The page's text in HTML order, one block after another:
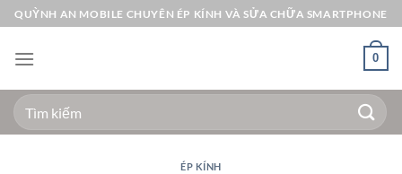
Bỏ
qua
nội
QUỲNH AN MOBILE CHUYÊN ÉP KÍNH VÀ SỬA CHỮA SMARTPHONE
0
Tìm
kiếm:
ÉP KÍNH